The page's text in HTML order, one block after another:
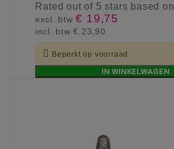
Ratedout of 5 stars based on
excl. btw€ 19,75
incl. btw€ 23,90
 Beperkt op voorraad
IN WINKELWAGEN